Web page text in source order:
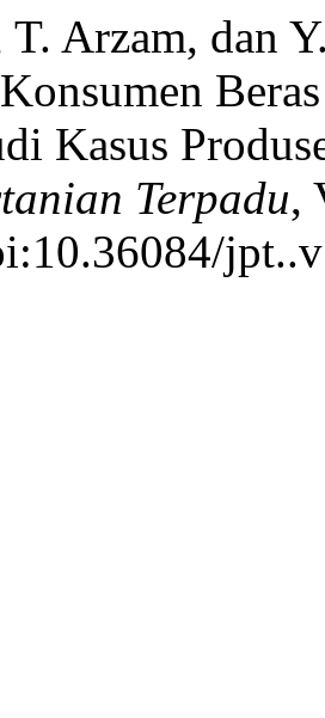
Arzam, dan
Kasus
Terpadu,